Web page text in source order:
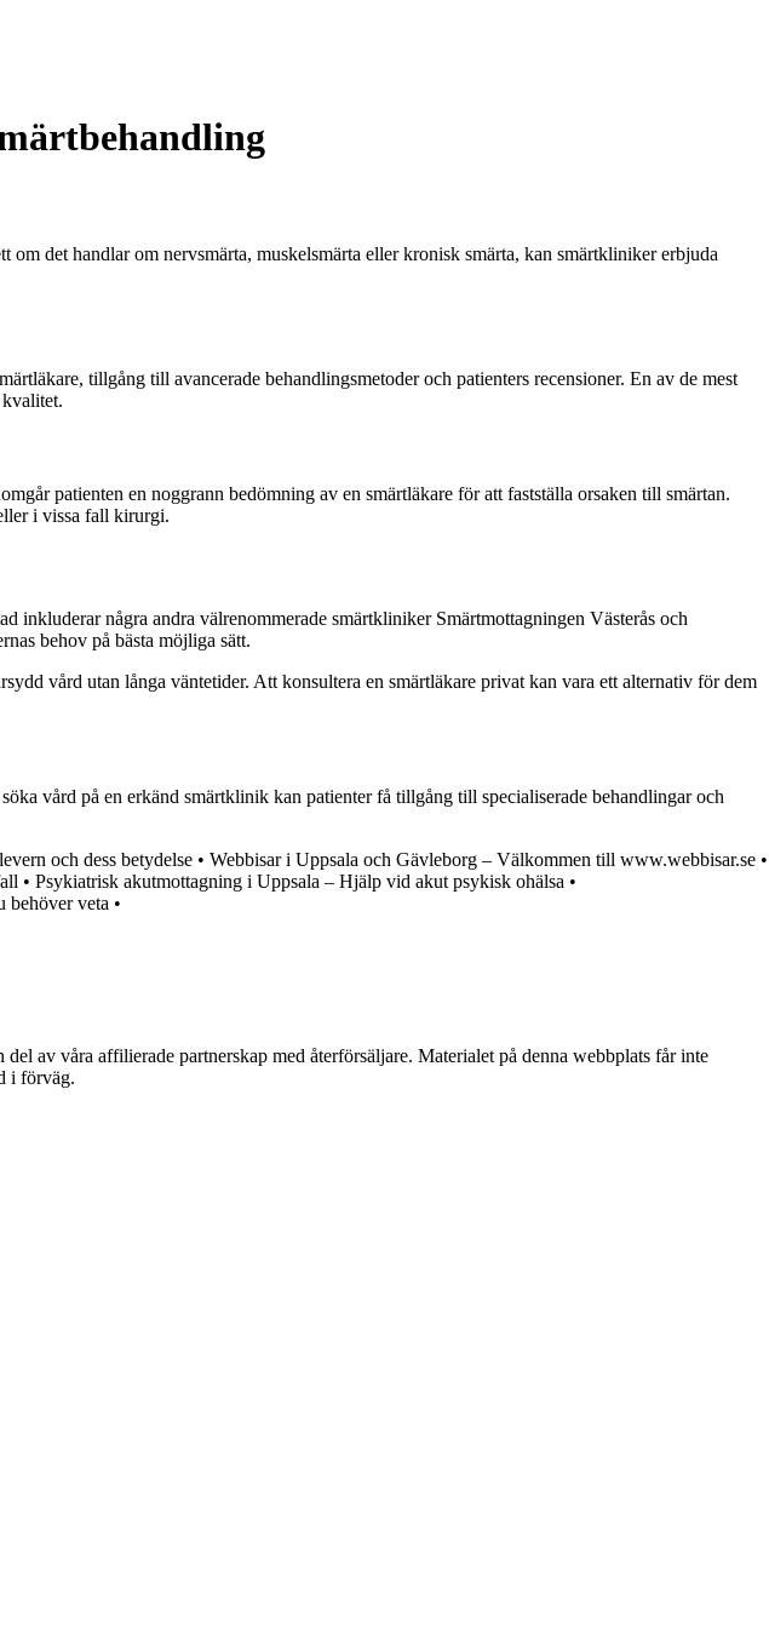
det handlar om nervsmärta, muskelsmärta eller kronisk smärta, kan smärtkliniker erbjuda
tillgång till avancerade behandlingsmetoder och patienters recensioner. En av de mest
patienten en noggrann bedömning av en smärtläkare för att fastställa orsaken till smärtan.
i vissa fall kirurgi.
några andra välrenommerade smärtkliniker Smärtmottagningen Västerås och
behov på bästa möjliga sätt.
vård utan långa väntetider. Att konsultera en smärtläkare privat kan vara ett alternativ för dem
vård på en erkänd smärtklinik kan patienter få tillgång till specialiserade behandlingar och
och dess betydelse • Webbisar i Uppsala och Gävleborg – Välkommen till www.webbisar.se •
• Psykiatrisk akutmottagning i Uppsala – Hjälp vid akut psykisk ohälsa •
behöver veta •
av våra affilierade partnerskap med återförsäljare. Materialet på denna webbplats får inte
i förväg.